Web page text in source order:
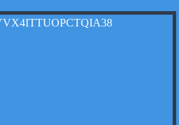
tải Foton 990kg